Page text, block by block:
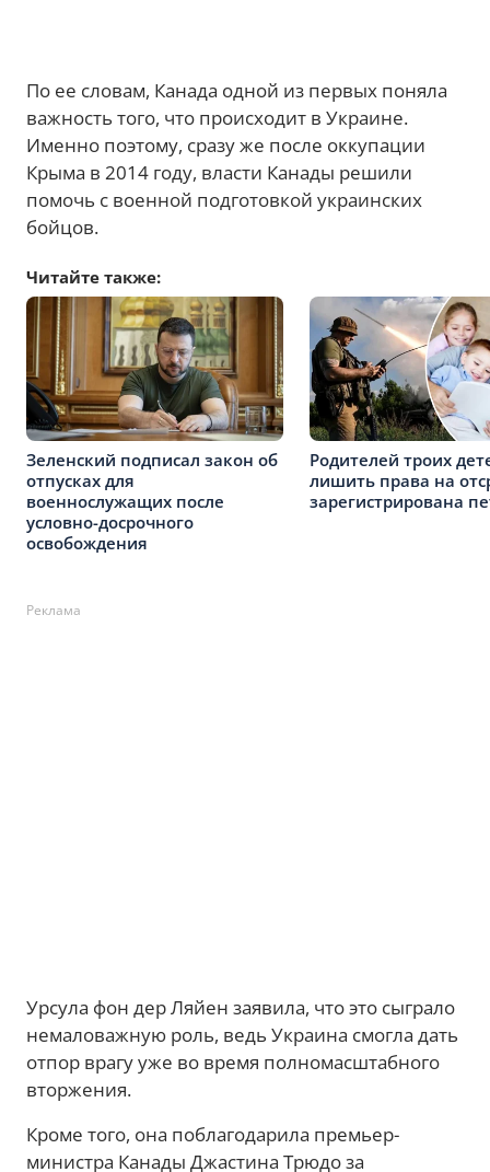
По ее словам, Канада одной из первых поняла
важность того, что происходит в Украине.
Именно поэтому, сразу же после оккупации
Крыма в 2014 году, власти Канады решили
помочь с военной подготовкой украинских
бойцов.
Читайте также:
Зеленский подписал закон об
отпусках для
военнослужащих после
условно-досрочного
освобождения
Родителей троих
лишить права на
зарегистрирована
Реклама
Урсула фон дер Ляйен заявила, что это сыграло
немаловажную роль, ведь Украина смогла дать
отпор врагу уже во время полномасштабного
вторжения.
Кроме того, она поблагодарила премьер-
министра Канады Джастина Трюдо за